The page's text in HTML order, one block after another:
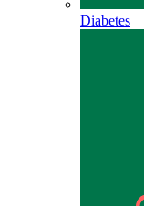
Diabetes